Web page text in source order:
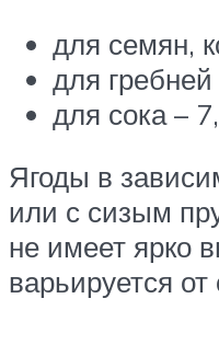
для семян,
для гребней
для сока –
Ягоды в
или с сизым
не имеет ярко
варьируется